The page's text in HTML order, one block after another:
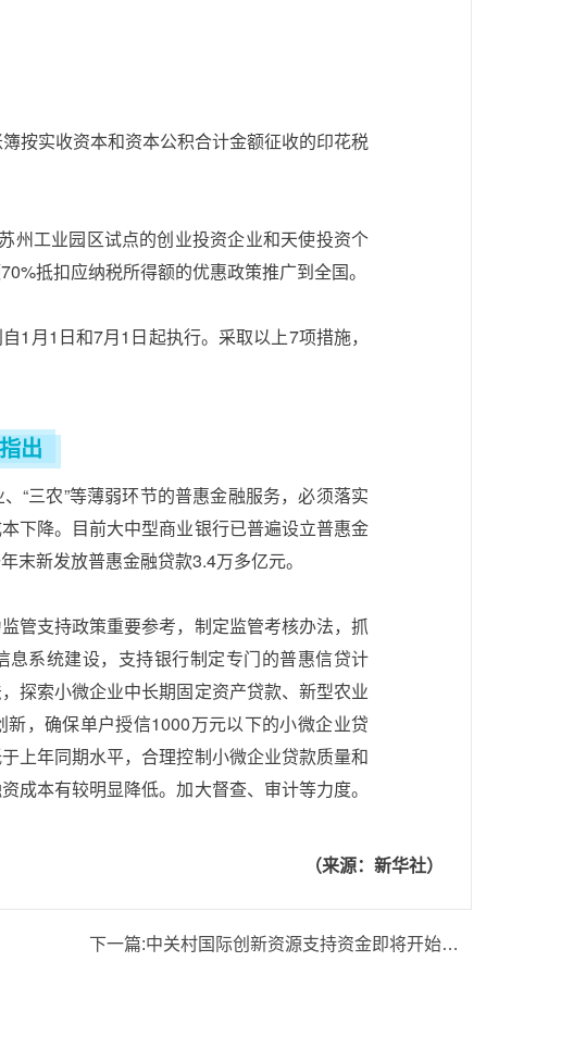
按实收资本和资本公积合计金额征收的印花税
州工业园区试点的创业投资企业和天使投资个
抵扣应纳税所得额的优惠政策推广到全国。
1月1日和7月1日起执行。采取以上7项措施，
出
“三农”等薄弱环节的普惠金融服务，必须落实
下降。 目前大中型商业银行已普遍设立普惠金
末新发放普惠金融贷款3.4万多亿元。
管支持政策重要参考，制定监管考核办法，抓
系统建设，支持银行制定专门的普惠信贷计
探索小微企业中长期固定资产贷款、新型农业
，确保单户授信1000万元以下的小微企业贷
上年同期水平，合理控制小微企业贷款质量和
成本有较明显降低。加大督查、审计等力度。
（来源：新华社）
下一篇: 中关村国际创新资源支持资金即将开始申报啦！